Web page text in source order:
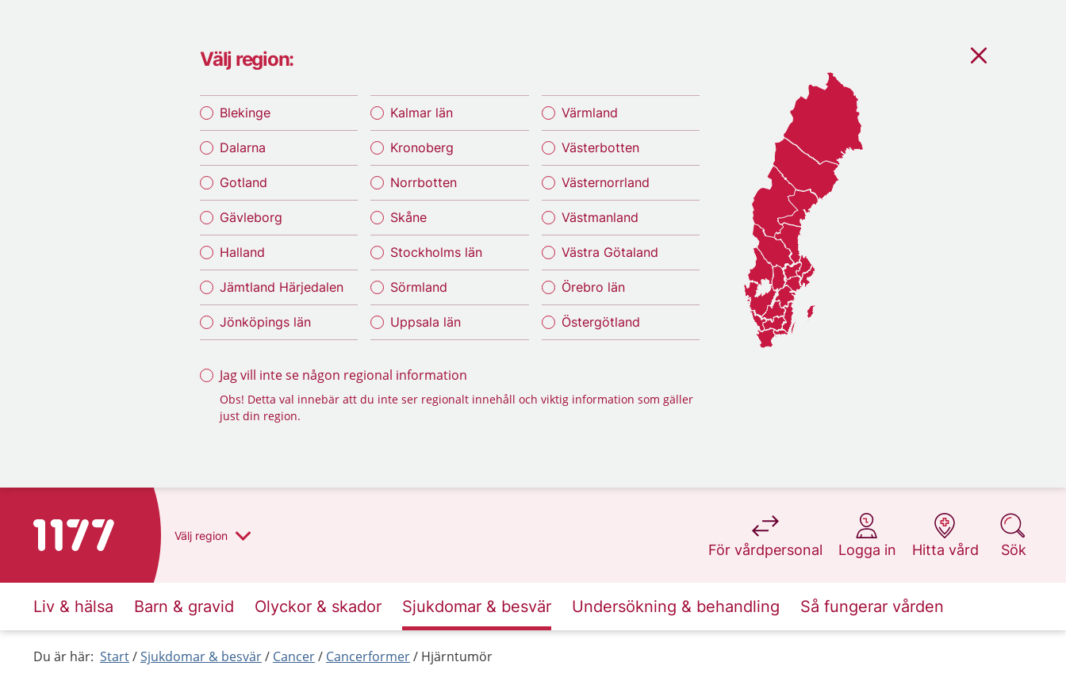
Välj region:
Blekinge
Dalarna
Gotland
Gävleborg
Halland
Jämtland Härjedalen
Jönköpings län
Kalmar län
Kronoberg
Norrbotten
Skåne
Stockholms län
Sörmland
Uppsala län
Värmland
Västerbotten
Västernorrland
Västmanland
Västra Götaland
Örebro län
Östergötland
Jag vill inte se någon regional information
Obs! Detta val innebär att du inte ser regionalt innehåll och viktig information som gäller
just din region.
Till startsidan för 1177 Välj region
För vårdpersonal
på 1177.se
Logga in
på 1177.se
Hitta vård
på 1177.se
Sök
på 1177.se
Liv & hälsa Barn & gravid Olyckor & skador Sjukdomar & besvär Undersökning & behandling Så fungerar vården
Du är här: Start Sjukdomar & besvär Cancer Cancerformer Hjärntumör